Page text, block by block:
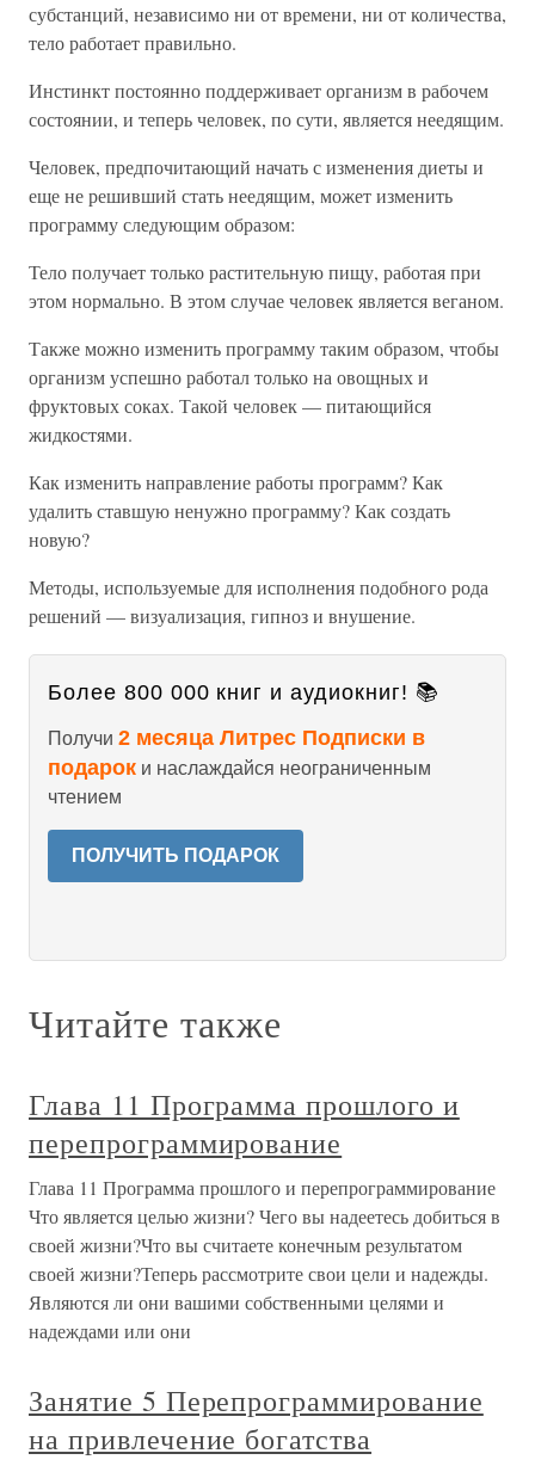
субстанций, независимо ни от времени, ни от количества,
тело работает правильно.
Инстинкт постоянно поддерживает организм в рабочем
состоянии, и теперь человек, по сути, является неедящим.
Человек, предпочитающий начать с изменения диеты и
еще не решивший стать неедящим, может изменить
программу следующим образом:
Тело получает только растительную пищу, работая при
этом нормально. В этом случае человек является веганом.
Также можно изменить программу таким образом, чтобы
организм успешно работал только на овощных и
фруктовых соках. Такой человек — питающийся
жидкостями.
Как изменить направление работы программ? Как
удалить ставшую ненужно программу? Как создать
новую?
Методы, используемые для исполнения подобного рода
решений — визуализация, гипноз и внушение.
Более 800 000 книг и аудиокниг! 📚
Получи 2 месяца Литрес Подписки в
подарок и наслаждайся неограниченным
чтением
ПОЛУЧИТЬ ПОДАРОК
Читайте также
Глава 11 Программа прошлого и
перепрограммирование
Глава 11 Программа прошлого и перепрограммирование
Что является целью жизни? Чего вы надеетесь добиться в
своей жизни?Что вы считаете конечным результатом
своей жизни?Теперь рассмотрите свои цели и надежды.
Являются ли они вашими собственными целями и
надеждами или они
Занятие 5 Перепрограммирование
на привлечение богатства